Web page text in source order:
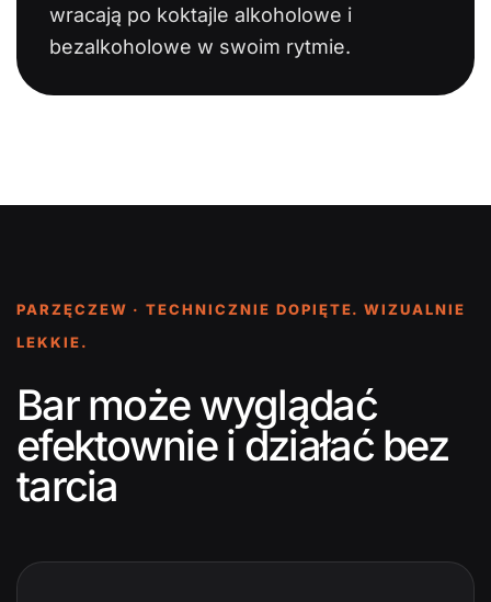
wracają po koktajle alkoholowe i
bezalkoholowe w swoim rytmie.
PARZĘCZEW · TECHNICZNIE DOPIĘTE. WIZUALNIE
LEKKIE.
Bar może wyglądać
efektownie i działać bez
tarcia